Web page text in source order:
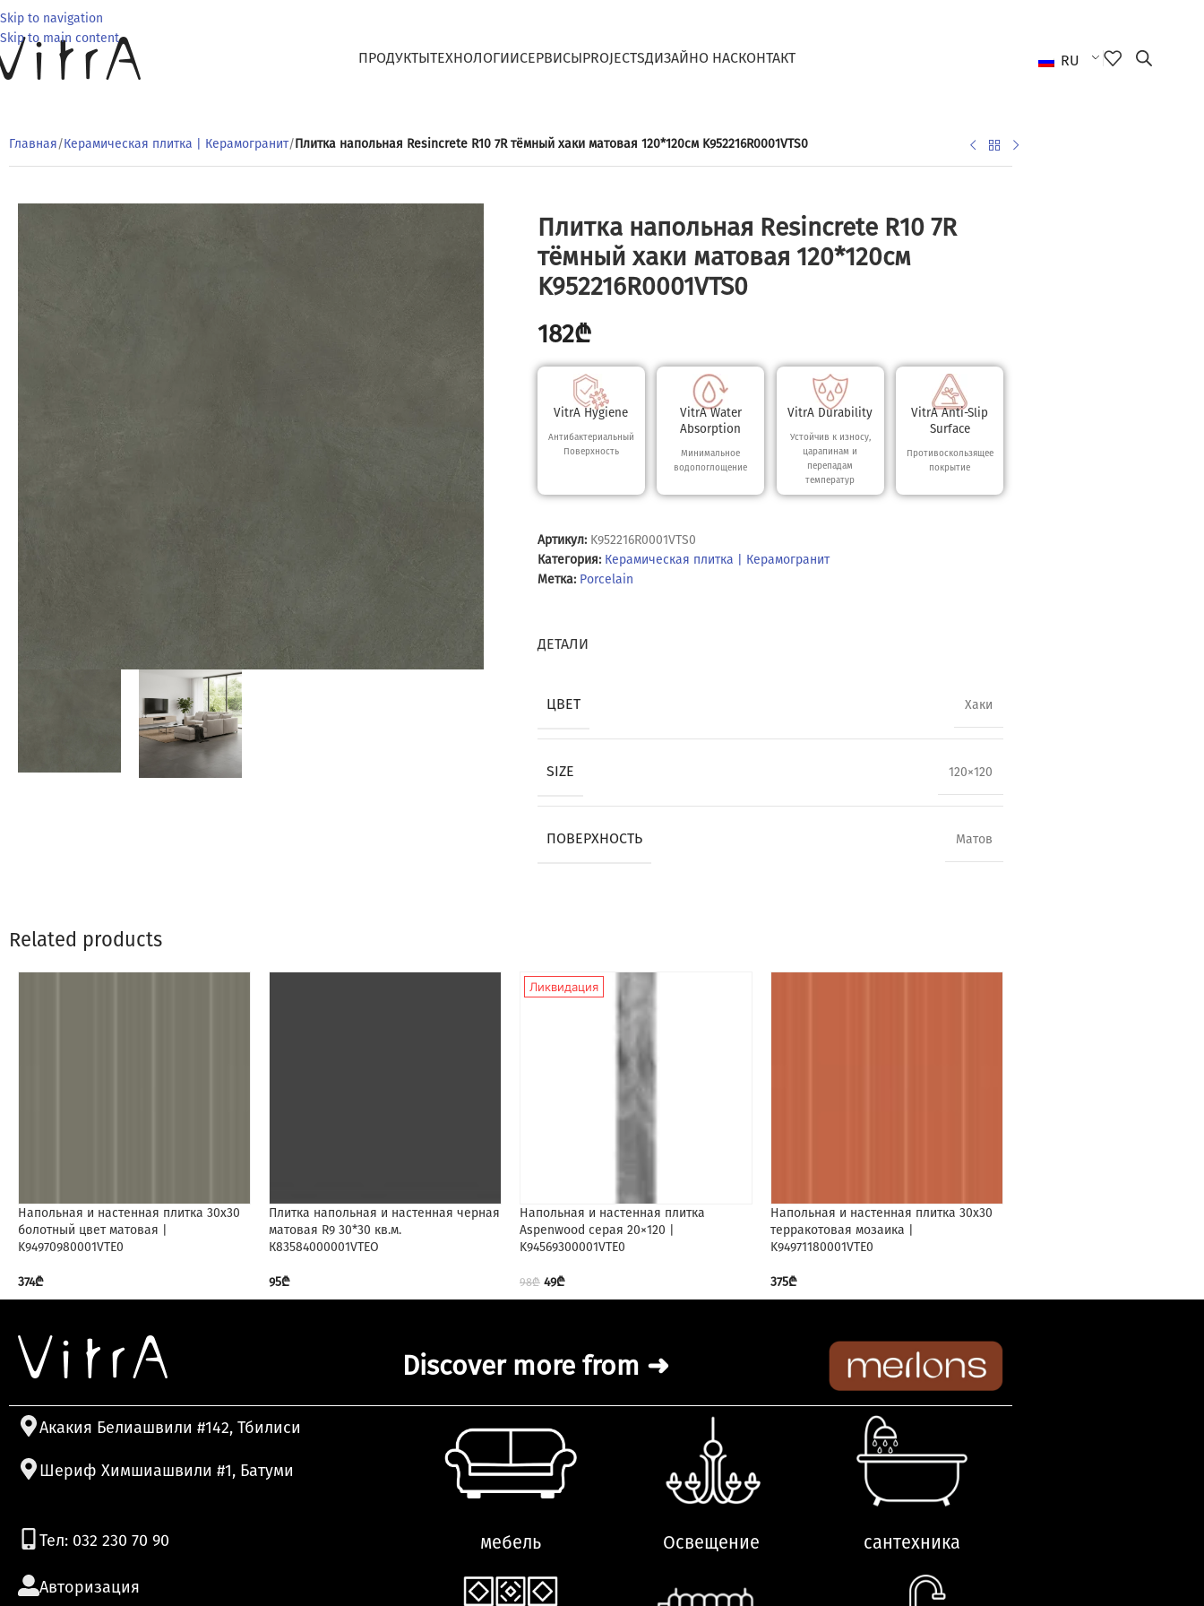
Skip to navigation
Skip to main content
ПРОДУКТЫТЕХНОЛОГИИСЕРВИСЫPROJECTSДИЗАЙНO НАСКОНТАКТ RU
Главная/Керамическая плитка | Керамогранит/Плитка напольная Resincrete R10 7R тёмный хаки матовая 120*120см K952216R0001VTS0
Плитка напольная Resincrete R10 7R
тёмный хаки матовая 120*120см
K952216R0001VTS0
182₾
VitrA Hygiene
Антибактериальный
Поверхность
VitrA Water
Absorption
Минимальное
водопоглощение
VitrA Durability
Устойчив к износу,
царапинам и
перепадам
температур
VitrA Anti-Slip
Surface
Противоскользящее
покрытие
Артикул: K952216R0001VTS0
Категория: Керамическая плитка | Керамогранит
Метка: Porcelain
ДЕТАЛИ
ЦВЕТ Хаки
SIZE 120×120
ПОВЕРХНОСТЬ Матов
Related products
Напольная и настенная плитка 30х30
болотный цвет матовая |
K94970980001VTE0
374₾
Плитка напольная и настенная черная
матовая R9 30*30 кв.м.
К83584000001VTEO
95₾
Ликвидация
Напольная и настенная плитка
Aspenwood серая 20×120 |
K94569300001VTE0
98₾ 49₾
Напольная и настенная плитка 30х30
терракотовая мозаика |
K94971180001VTE0
375₾
Discover more from ➜
Акакия Белиашвили #142, Тбилиси
Шериф Химшиашвили #1, Батуми
Тел: 032 230 70 90 мебель Освещение сантехника
Авторизация